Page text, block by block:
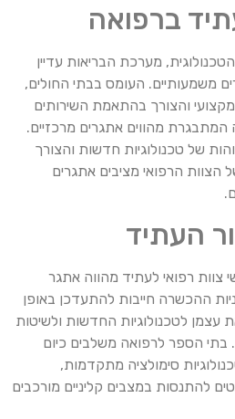
ברפואה
מערכת הבריאות עדיין
משמעותיים. העומס בבתי החולים,
והצורך בהתאמת השירותים
המתבגרת מהווים אתגרים מרכזיים.
של טכנולוגיות חדשות והצורך
הרפואי מציבים אתגרים
העתיד
צוות רפואי לעתיד מהווה אתגר
ההכשרה חייבות להתעדכן באופן
עצמן לטכנולוגיות החדשות ולשיטות
הספר לרפואה משלבים כיום
סימולציה מתקדמות,
להתנסות במצבים קליניים מורכבים